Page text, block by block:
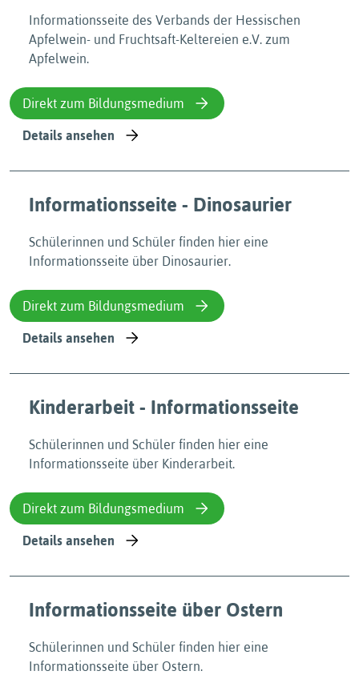
Informationsseite des Verbands der Hessischen
Apfelwein- und Fruchtsaft-Keltereien e.V. zum
Apfelwein.
Direkt zum Bildungsmedium
Details ansehen
Informationsseite - Dinosaurier
Schülerinnen und Schüler finden hier eine
Informationsseite über Dinosaurier.
Direkt zum Bildungsmedium
Details ansehen
Kinderarbeit - Informationsseite
Schülerinnen und Schüler finden hier eine
Informationsseite über Kinderarbeit.
Direkt zum Bildungsmedium
Details ansehen
Informationsseite über Ostern
Schülerinnen und Schüler finden hier eine
Informationsseite über Ostern.